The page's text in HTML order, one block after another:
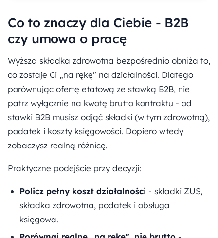
Co to znaczy dla Ciebie - B2B
czy umowa o pracę
Wyższa składka zdrowotna bezpośrednio obniża to,
co zostaje Ci „na rękę" na działalności. Dlatego
porównując ofertę etatową ze stawką B2B, nie
patrz wyłącznie na kwotę brutto kontraktu - od
stawki B2B musisz odjąć składki (w tym zdrowotną),
podatek i koszty księgowości. Dopiero wtedy
zobaczysz realną różnicę.
Praktyczne podejście przy decyzji:
Policz pełny koszt działalności - składki ZUS,
składka zdrowotna, podatek i obsługa
księgowa.